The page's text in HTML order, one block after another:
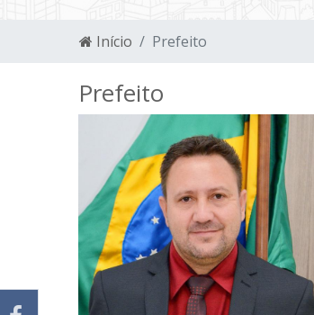
Início Prefeito
Prefeito